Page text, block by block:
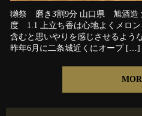
獺祭 磨き3割9分 山口県 旭酒
度 1.1 上立ち香は心地よくメロン
含むと思いやりを感じさせるよう
昨年6月に二条城近くにオープ […]